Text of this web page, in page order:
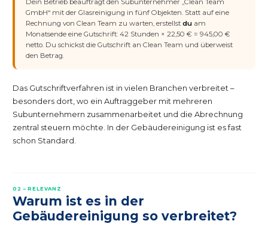
GmbH“ mit der Glasreinigung in fünf Objekten. Statt auf eine
Rechnung von Clean Team zu warten, erstellstdu am
Monatsende eine Gutschrift: 42 Stunden × 22,50 € = 945,00 €
netto. Du schickst die Gutschrift an Clean Team und überweist
den Betrag.
Das Gutschriftverfahren ist in vielen Branchen verbreitet –
besonders dort, wo ein Auftraggeber mit mehreren
Subunternehmern zusammenarbeitet und die Abrechnung
zentral steuern möchte. In der Gebäudereinigung ist es fast
schon Standard.
02 – RELEVANZ
Warum ist es in der
Gebäudereinigung so verbreitet?